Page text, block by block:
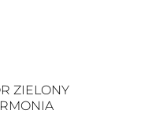
ZIELONY